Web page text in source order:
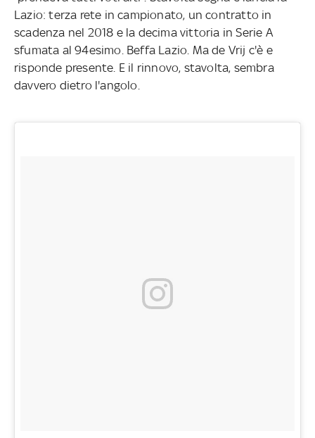
Lazio: terza rete in campionato, un contratto in
scadenza nel 2018 e la decima vittoria in Serie A
sfumata al 94esimo. Beffa Lazio. Ma de Vrij c'è e
risponde presente. E il rinnovo, stavolta, sembra
davvero dietro l'angolo.